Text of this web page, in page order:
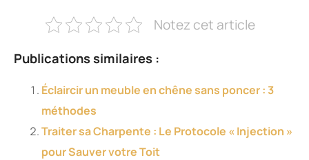
Notez cet article
Publications similaires :
Éclaircir un meuble en chêne sans poncer : 3
méthodes
Traiter sa Charpente : Le Protocole « Injection »
pour Sauver votre Toit